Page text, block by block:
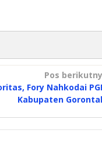
Pos
Fory Nahkodai
Kabupaten